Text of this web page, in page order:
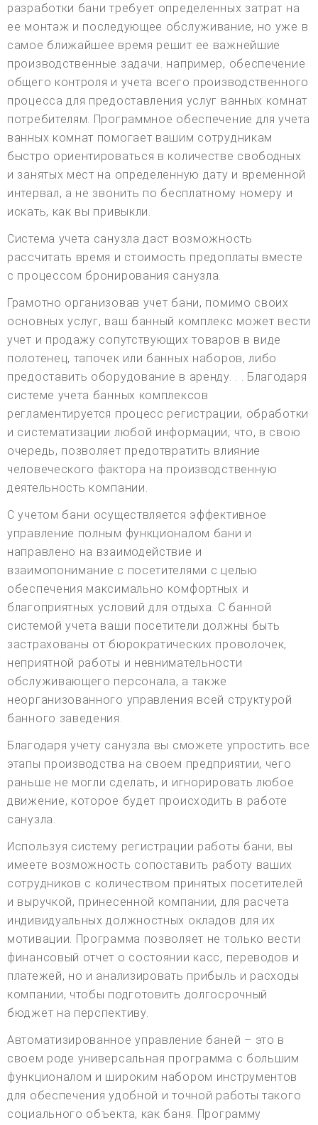
разработки бани требует определенных затрат на
ее монтаж и последующее обслуживание, но уже в
самое ближайшее время решит ее важнейшие
производственные задачи. например, обеспечение
общего контроля и учета всего производственного
процесса для предоставления услуг ванных комнат
потребителям. Программное обеспечение для учета
ванных комнат помогает вашим сотрудникам
быстро ориентироваться в количестве свободных
и занятых мест на определенную дату и временной
интервал, а не звонить по бесплатному номеру и
искать, как вы привыкли.
Система учета санузла даст возможность
рассчитать время и стоимость предоплаты вместе
с процессом бронирования санузла.
Грамотно организовав учет бани, помимо своих
основных услуг, ваш банный комплекс может вести
учет и продажу сопутствующих товаров в виде
полотенец, тапочек или банных наборов, либо
предоставить оборудование в аренду. . . Благодаря
системе учета банных комплексов
регламентируется процесс регистрации, обработки
и систематизации любой информации, что, в свою
очередь, позволяет предотвратить влияние
человеческого фактора на производственную
деятельность компании.
С учетом бани осуществляется эффективное
управление полным функционалом бани и
направлено на взаимодействие и
взаимопонимание с посетителями с целью
обеспечения максимально комфортных и
благоприятных условий для отдыха. С банной
системой учета ваши посетители должны быть
застрахованы от бюрократических проволочек,
неприятной работы и невнимательности
обслуживающего персонала, а также
неорганизованного управления всей структурой
банного заведения.
Благодаря учету санузла вы сможете упростить все
этапы производства на своем предприятии, чего
раньше не могли сделать, и игнорировать любое
движение, которое будет происходить в работе
санузла.
Используя систему регистрации работы бани, вы
имеете возможность сопоставить работу ваших
сотрудников с количеством принятых посетителей
и выручкой, принесенной компании, для расчета
индивидуальных должностных окладов для их
мотивации. Программа позволяет не только вести
финансовый отчет о состоянии касс, переводов и
платежей, но и анализировать прибыль и расходы
компании, чтобы подготовить долгосрочный
бюджет на перспективу.
Автоматизированное управление баней – это в
своем роде универсальная программа с большим
функционалом и широким набором инструментов
для обеспечения удобной и точной работы такого
социального объекта, как баня. Программу